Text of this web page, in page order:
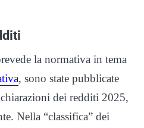
la normativa in tema
, sono state pubblicate
dei redditi 2025,
Nella “classifica” dei